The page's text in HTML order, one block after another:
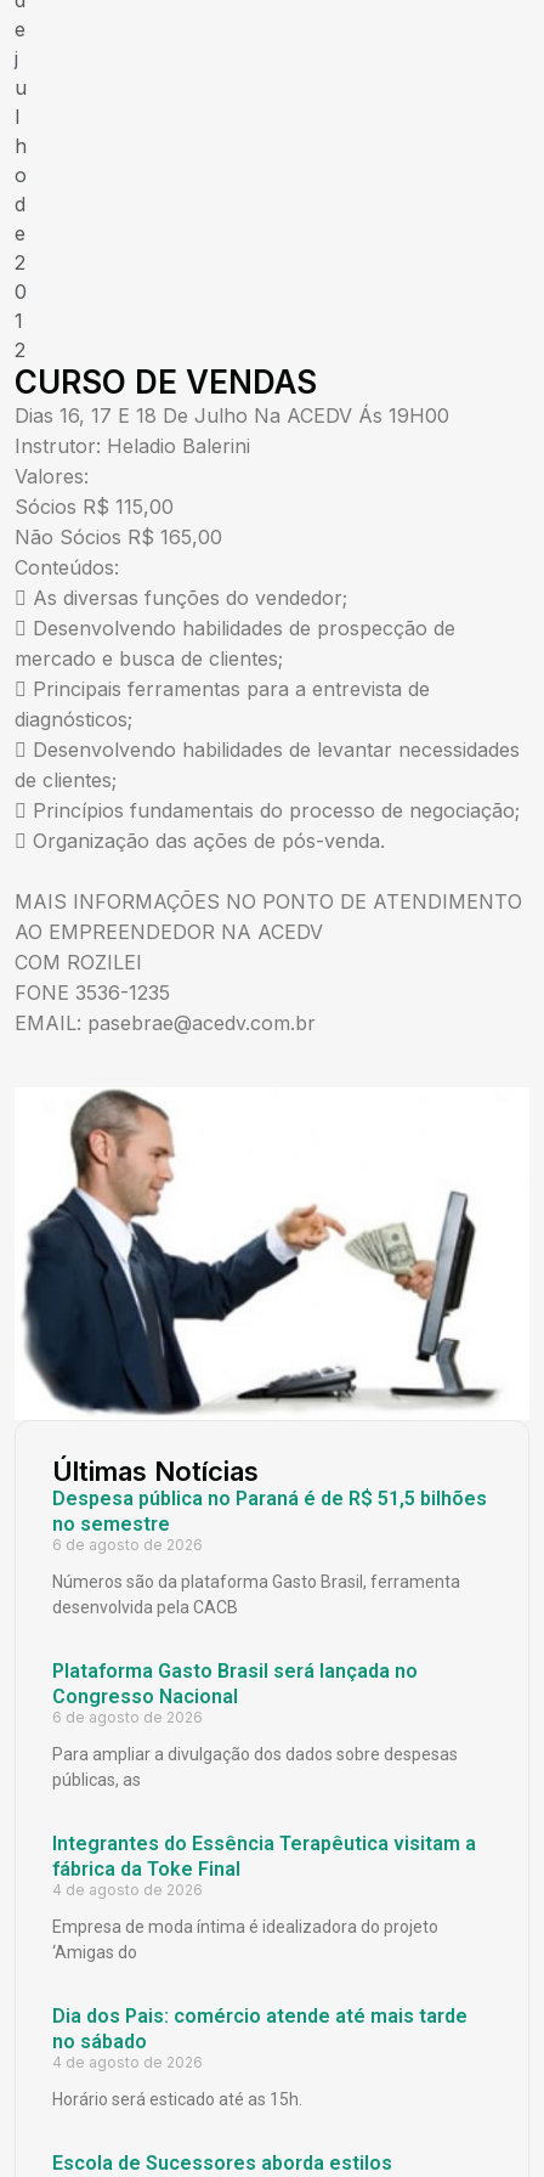
e
j
u
l
h
o
d
e
2
0
1
2
CURSO DE VENDAS
Dias 16, 17 E 18 De Julho Na ACEDV Ás 19H00
Instrutor: Heladio Balerini
Valores:
Sócios R$ 115,00
Não Sócios R$ 165,00
Conteúdos:
 As diversas funções do vendedor;
 Desenvolvendo habilidades de prospecção de
mercado e busca de clientes;
 Principais ferramentas para a entrevista de
diagnósticos;
 Desenvolvendo habilidades de levantar necessidades
de clientes;
 Princípios fundamentais do processo de negociação;
 Organização das ações de pós-venda.
MAIS INFORMAÇÕES NO PONTO DE ATENDIMENTO
AO EMPREENDEDOR NA ACEDV
COM ROZILEI
FONE 3536-1235
EMAIL: pasebrae@acedv.com.br
Últimas Notícias
Despesa pública no Paraná é de R$ 51,5 bilhões
no semestre
6 de agosto de 2026
Números são da plataforma Gasto Brasil, ferramenta
desenvolvida pela CACB
Plataforma Gasto Brasil será lançada no
Congresso Nacional
6 de agosto de 2026
Para ampliar a divulgação dos dados sobre despesas
públicas, as
Integrantes do Essência Terapêutica visitam a
fábrica da Toke Final
4 de agosto de 2026
Empresa de moda íntima é idealizadora do projeto
‘Amigas do
Dia dos Pais: comércio atende até mais tarde
no sábado
4 de agosto de 2026
Horário será esticado até as 15h.
Escola de Sucessores aborda estilos